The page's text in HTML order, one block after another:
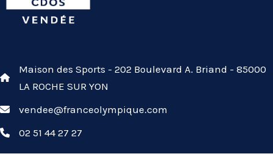
Maison des Sports - 202 Boulevard A. Briand - 85000
LA ROCHE SUR YON
vendee@franceolympique.com
02 51 44 27 27